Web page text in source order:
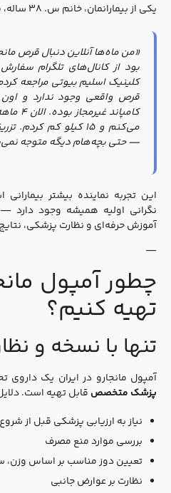
یکی از بیمارانمان، خانم س. ۳۸ ساله، می‌گوید:
«من ماه‌ها آنلاین دنبال قرص
بود از کانال‌های تلگرام
کلینیک اسلیم بیوتی مراجعه
قرص واقعی وجود ندارد و
کامپاند
می‌کنم و ۱۵ کیلو کم
— حتی بچه‌هام دیگه متوجه
این تجربه نماینده بیشتر
نگرانی اولیه همیشه وجود دارد —
آموزش حرفه‌ای و نظارت پزشکی،
—
چطور آمپول
تهیه کنیم؟
تنها با نسخه و
آمپول مانجارو در ایران یک داروی
پزشک متخصصقابل تهیه است. دلایل
نیاز به ارزیابی پزشکی قبل از شروع
بررسی موارد منع مصرف
تعیین دوز مناسب بر اساس وزن،
نظارت بر عوارض جانبی